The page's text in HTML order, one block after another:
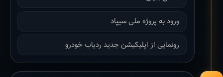
ورود به پروژه ملی سیپاد
رونمایی از اپلیکیشن جدید ردیاب خودرو